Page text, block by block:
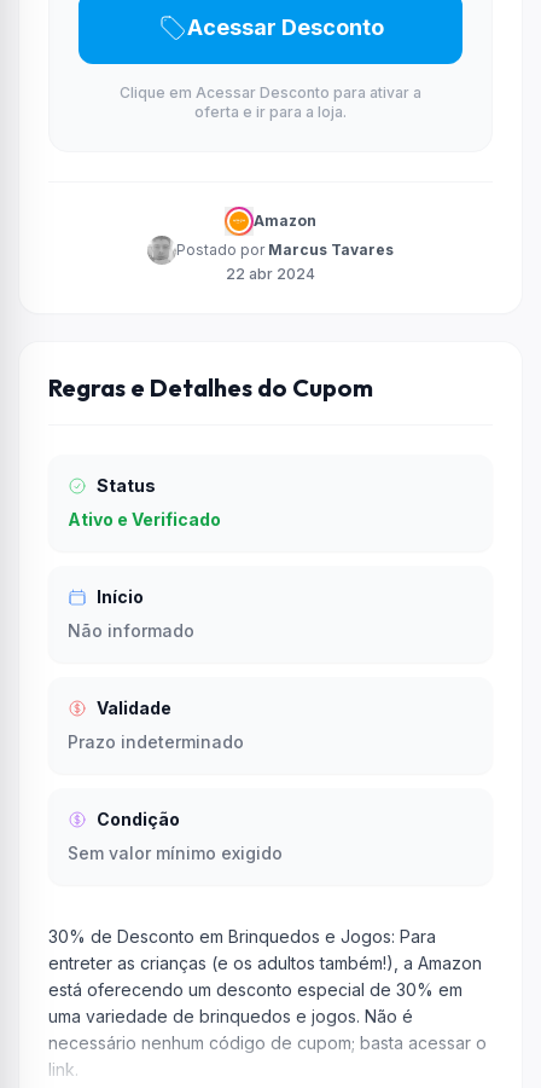
Acessar Desconto
Clique em Acessar Desconto para ativar a
oferta e ir para a loja.
Amazon
Postado por Marcus Tavares
22 abr 2024
Regras e Detalhes do Cupom
Status
Ativo e Verificado
Início
Não informado
Validade
Prazo indeterminado
Condição
Sem valor mínimo exigido
30% de Desconto em Brinquedos e Jogos: Para
entreter as crianças (e os adultos também!), a Amazon
está oferecendo um desconto especial de 30% em
uma variedade de brinquedos e jogos. Não é
necessário nenhum código de cupom; basta acessar o
link.